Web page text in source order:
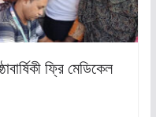
ফ্রি মেডিকেল